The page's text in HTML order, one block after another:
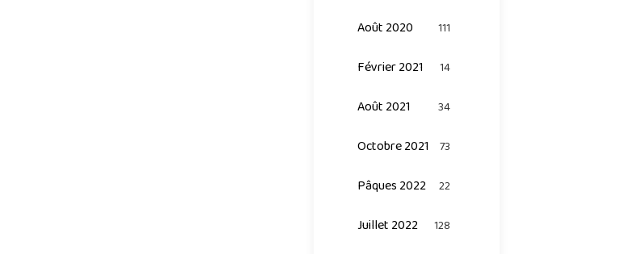
Août 2020 111
Février 2021 14
Août 2021 34
Octobre 2021 73
Pâques 2022 22
Juillet 2022 128